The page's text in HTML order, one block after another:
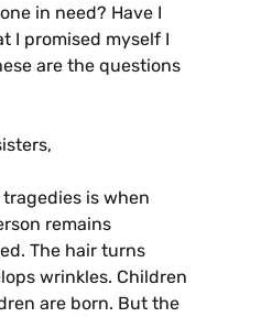
in need? Have I
I promised myself I
are the questions
is when
remains
The hair turns
wrinkles. Children
are born. But the